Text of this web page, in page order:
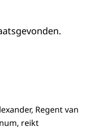
Regent van
reikt